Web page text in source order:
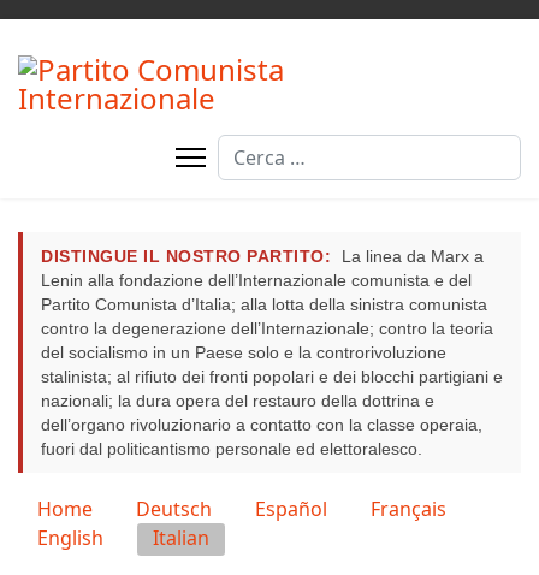
Cerca
DISTINGUE IL NOSTRO PARTITO:
La linea da Marx a
Lenin alla fondazione dell’Internazionale comunista e del
Partito Comunista d’Italia; alla lotta della sinistra comunista
contro la degenerazione dell’Internazionale; contro la teoria
del socialismo in un Paese solo e la controrivoluzione
stalinista; al rifiuto dei fronti popolari e dei blocchi partigiani e
nazionali; la dura opera del restauro della dottrina e
dell’organo rivoluzionario a contatto con la classe operaia,
fuori dal politicantismo personale ed elettoralesco.
Seleziona la tua lingua
Home Deutsch Español
Français
English
Italian